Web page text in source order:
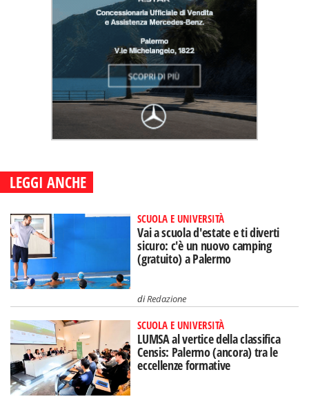
LEGGI ANCHE
SCUOLA E UNIVERSITÀ
Vai a scuola d'estate e ti diverti
sicuro: c'è un nuovo camping
(gratuito) a Palermo
diRedazione
SCUOLA E UNIVERSITÀ
LUMSA al vertice della classifica
Censis: Palermo (ancora) tra le
eccellenze formative